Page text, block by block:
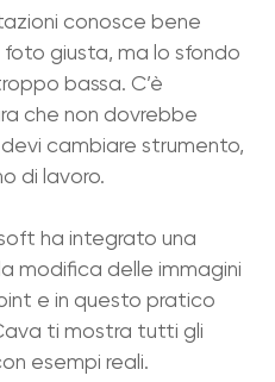
conosce bene
giusta, ma lo sfondo
bassa. C’è
che non dovrebbe
cambiare strumento,
di lavoro.
ha integrato una
modifica delle immagini
e in questo pratico
ti mostra tutti gli
esempi reali.